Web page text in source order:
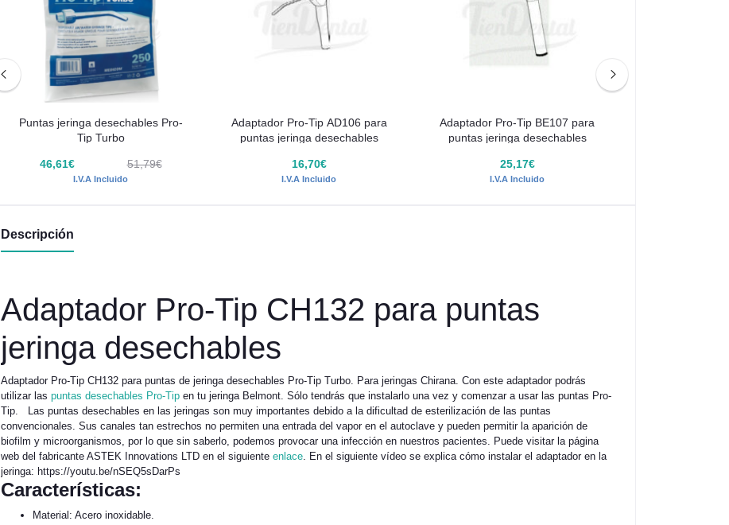
Puntas jeringa desechables Pro-
Tip Turbo
46,61€ 51,79€
I.V.A Incluido
Adaptador Pro-Tip AD106 para
puntas jeringa desechables
16,70€
I.V.A Incluido
Adaptador Pro-Tip BE107 para
puntas jeringa desechables
25,17€
I.V.A Incluido
Descripción
Adaptador Pro-Tip CH132 para puntas
jeringa desechables
Adaptador Pro-Tip CH132 para puntas de jeringa desechables Pro-Tip Turbo. Para jeringas Chirana. Con este adaptador podrás
utilizar las puntas desechables Pro-Tipen tu jeringa Belmont. Sólo tendrás que instalarlo una vez y comenzar a usar las puntas Pro-
Tip. Las puntas desechables en las jeringas son muy importantes debido a la dificultad de esterilización de las puntas
convencionales. Sus canales tan estrechos no permiten una entrada del vapor en el autoclave y pueden permitir la aparición de
biofilm y microorganismos, por lo que sin saberlo, podemos provocar una infección en nuestros pacientes. Puede visitar la página
web del fabricante ASTEK Innovations LTD en el siguiente enlace. En el siguiente vídeo se explica cómo instalar el adaptador en la
jeringa: https://youtu.be/nSEQ5sDarPs
Características:
Material: Acero inoxidable.